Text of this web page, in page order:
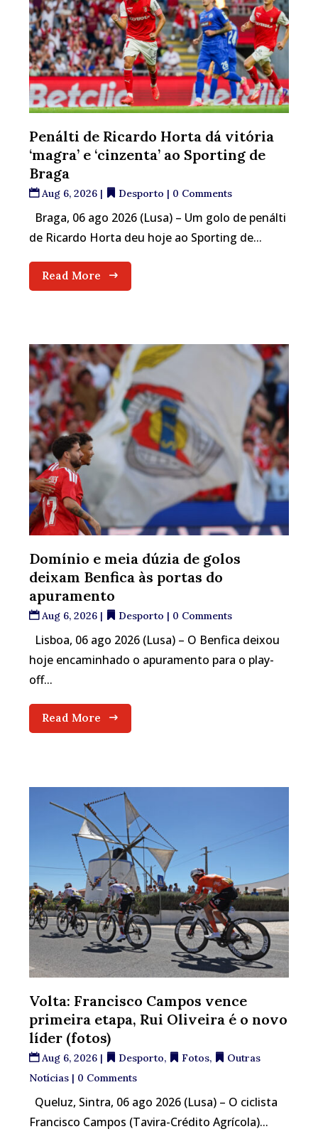
Penálti de Ricardo Horta dá vitória
‘magra’ e ‘cinzenta’ ao Sporting de
Braga
Aug 6, 2026 | Desporto | 0 Comments
Braga, 06 ago 2026 (Lusa) – Um golo de penálti
de Ricardo Horta deu hoje ao Sporting de...
Read More
Domínio e meia dúzia de golos
deixam Benfica às portas do
apuramento
Aug 6, 2026 | Desporto | 0 Comments
Lisboa, 06 ago 2026 (Lusa) – O Benfica deixou
hoje encaminhado o apuramento para o play-
off...
Read More
Volta: Francisco Campos vence
primeira etapa, Rui Oliveira é o novo
líder (fotos)
Aug 6, 2026 | Desporto, Fotos,
Outras
Notícias | 0 Comments
Queluz, Sintra, 06 ago 2026 (Lusa) – O ciclista
Francisco Campos (Tavira-Crédito Agrícola)...